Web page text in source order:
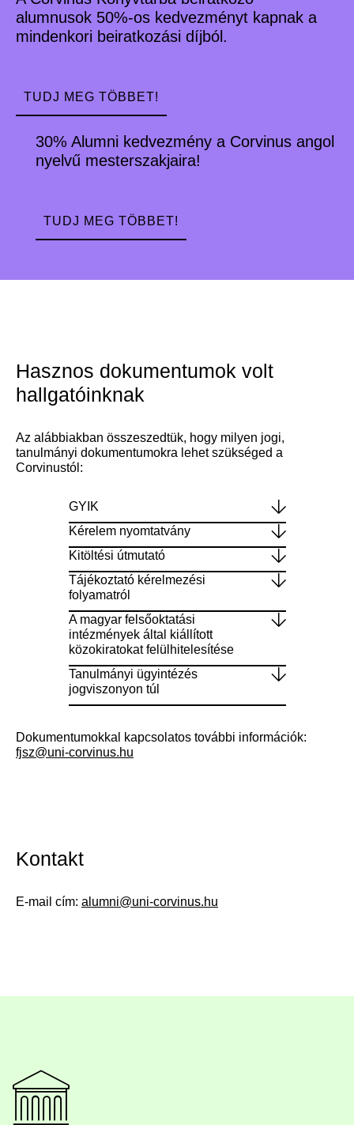
alumnusok 50%-os kedvezményt kapnak a
mindenkori beiratkozási díjból.
TUDJ MEG TÖBBET!
30% Alumni kedvezmény a Corvinus angol
nyelvű mesterszakjaira!
TUDJ MEG TÖBBET!
Hasznos dokumentumok volt
hallgatóinknak
Az alábbiakban összeszedtük, hogy milyen jogi,
tanulmányi dokumentumokra lehet szükséged a
Corvinustól:
GYIK
Kérelem nyomtatvány
Kitöltési útmutató
Tájékoztató kérelmezési
folyamatról
A magyar felsőoktatási
intézmények által kiállított
közokiratokat felülhitelesítése
Tanulmányi ügyintézés
jogviszonyon túl
Dokumentumokkal kapcsolatos további információk:
fjsz@uni-corvinus.hu
Kontakt
E-mail cím: alumni@uni-corvinus.hu